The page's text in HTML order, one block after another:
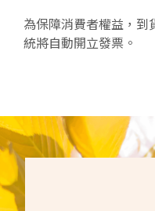
為保障消費者權益，
統將自動開立發票。